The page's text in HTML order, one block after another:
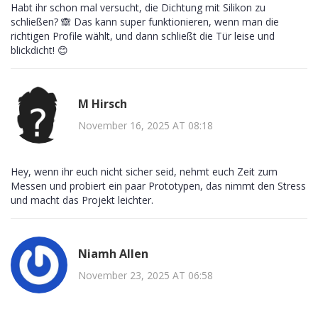
Habt ihr schon mal versucht, die Dichtung mit Silikon zu
schließen? 🙈 Das kann super funktionieren, wenn man die
richtigen Profile wählt, und dann schließt die Tür leise und
blickdicht! 😊
M Hirsch
November 16, 2025 AT 08:18
Hey, wenn ihr euch nicht sicher seid, nehmt euch Zeit zum
Messen und probiert ein paar Prototypen, das nimmt den Stress
und macht das Projekt leichter.
Niamh Allen
November 23, 2025 AT 06:58